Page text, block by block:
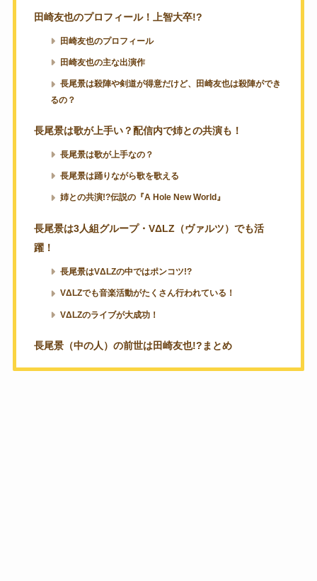
田崎友也のプロフィール！上智大卒!?
田崎友也のプロフィール
田崎友也の主な出演作
長尾景は殺陣や剣道が得意だけど、田崎友也は殺陣ができ
るの？
長尾景は歌が上手い？配信内で姉との共演も！
長尾景は歌が上手なの？
長尾景は踊りながら歌を歌える
姉との共演!?伝説の『A Hole New World』
長尾景は3人組グループ・VΔLZ（ヴァルツ）でも活
躍！
長尾景はVΔLZの中ではポンコツ!?
VΔLZでも音楽活動がたくさん行われている！
VΔLZのライブが大成功！
長尾景（中の人）の前世は田崎友也!?まとめ